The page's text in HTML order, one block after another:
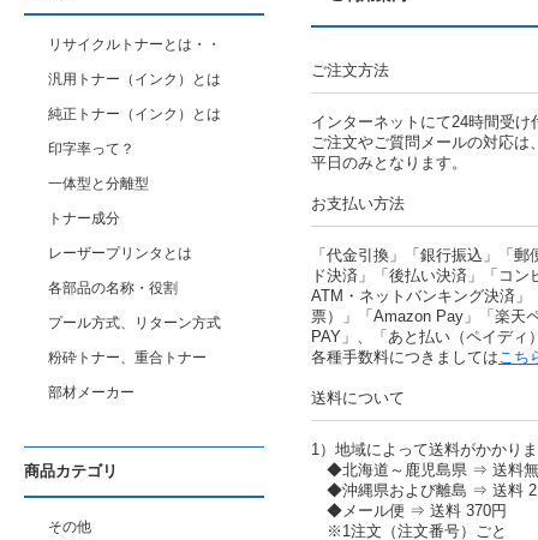
ご注文方法
インターネットにて24時間受け
ご注文やご質問メールの対応は
平日のみとなります。
お支払い方法
「代金引換」「銀行振込」「
ド決済」「後払い決済」「コ
ATM・ネットバンキング決済」
票）」「Amazon Pay」「楽天
PAY」、「あと払い（ペイディ
各種手数料につきましてはこち
送料について
1）地域によって送料がかかり
◆北海道～鹿児島県 ⇒ 送料
◆沖縄県および離島 ⇒ 送料
◆メール便 ⇒ 送料 370円
※1注文（注文番号）ごと
リサイクルトナーとは・・
汎用トナー（インク）とは
純正トナー（インク）とは
印字率って？
一体型と分離型
トナー成分
レーザープリンタとは
各部品の名称・役割
プール方式、リターン方式
粉砕トナー、重合トナー
部材メーカー
商品カテゴリ
その他